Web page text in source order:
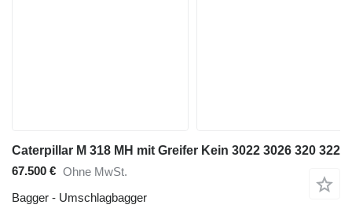
Caterpillar M 318 MH mit Greifer Kein 3022 3026 320 322
67.500 € Ohne MwSt.
Bagger - Umschlagbagger